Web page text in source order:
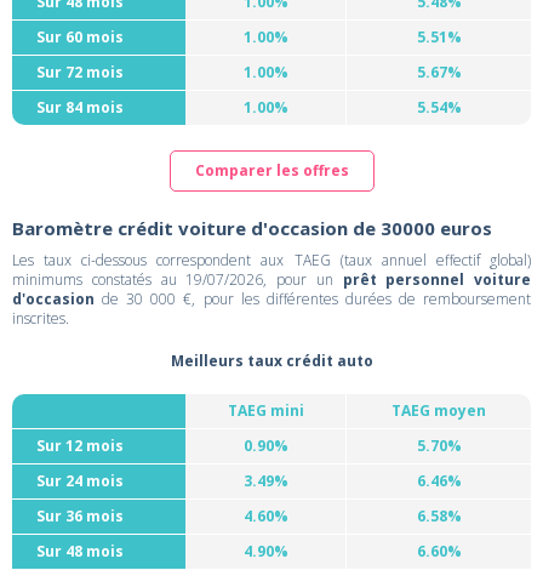
Sur 60 mois
1.00%
5.51%
Sur 72 mois
1.00%
5.67%
Sur 84 mois
1.00% 5.54%
Comparer les offres
Baromètre crédit voiture d'occasion de 30000 euros
Les taux ci-dessous correspondent aux TAEG (taux annuel effectif global)
minimums constatés au 19/07/2026, pour un prêt personnel voiture
d'occasion de 30 000 €, pour les différentes durées de remboursement
inscrites.
Meilleurs taux crédit auto
TAEG mini
TAEG moyen
Sur 12 mois
0.90%
5.70%
Sur 24 mois
3.49%
6.46%
Sur 36 mois
4.60%
6.58%
Sur 48 mois
4.90%
6.60%